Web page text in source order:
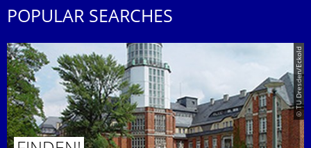
POPULAR SEARCHES
© TU Dresden/Eckold